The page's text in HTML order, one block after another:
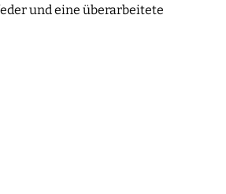
und eine überarbeitete